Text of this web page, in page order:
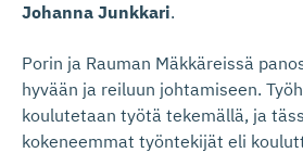
Johanna Junkkari.
Porin ja Rauman Mäkkäreissä
hyvään ja reiluun johtamiseen.
koulutetaan työtä tekemällä, ja
kokeneemmat työntekijät eli